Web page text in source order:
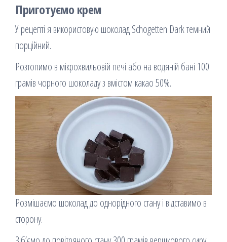
Приготуємо крем
У рецепті я використовую шоколад Schogetten Dark темний
порційний.
Розтопимо в мікрохвильовій печі або на водяній бані 100
грамів чорного шоколаду з вмістом какао 50%.
Розмішаємо шоколад до однорідного стану і відставимо в
сторону.